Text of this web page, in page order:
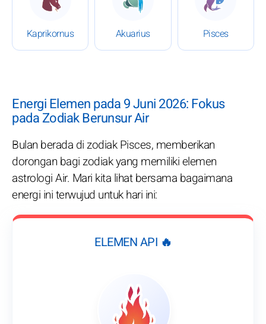
Kaprikornus Akuarius Pisces
Energi Elemen pada 9 Juni 2026: Fokus
pada Zodiak Berunsur Air
Bulan berada di zodiak Pisces, memberikan
dorongan bagi zodiak yang memiliki elemen
astrologi Air. Mari kita lihat bersama bagaimana
energi ini terwujud untuk hari ini:
ELEMEN API 🔥